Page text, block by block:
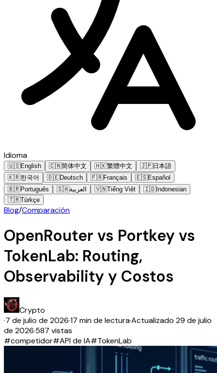
Idioma
🇺🇸English 🇨🇳简体中文 🇭🇰繁體中文 🇯🇵日本語
🇰🇷한국어 🇩🇪Deutsch 🇫🇷Français 🇪🇸Español
🇧🇷Português 🇸🇦العربية 🇻🇳Tiếng Việt 🇮🇩Indonesian
🇹🇷Türkçe
Blog/Comparación
OpenRouter vs Portkey vs
TokenLab: Routing,
Observability y Costos
Crypto
·7 de julio de 2026·17 min de lectura·Actualizado 29 de julio
de 2026·587 vistas
#competidor#API de IA#TokenLab